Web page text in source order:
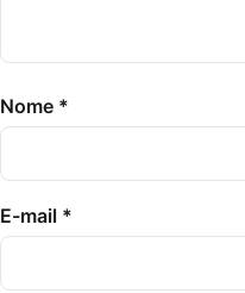
Nome *
E-mail *